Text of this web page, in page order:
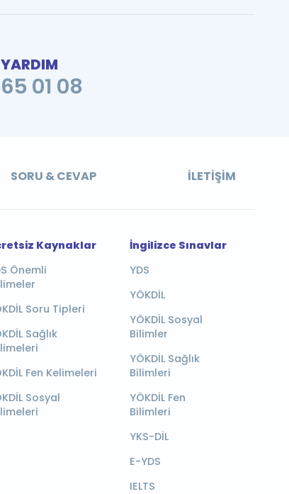
01 08
SORU & CEVAP İLETIŞIM
Kaynaklar
Önemli
Soru Tipleri
Sağlık
Fen Kelimeleri
Sosyal
İngilizce Sınavlar
YDS
YÖKDİL
YÖKDİL Sosyal
Bilimler
YÖKDİL Sağlık
Bilimleri
YÖKDİL Fen
Bilimleri
YKS-DİL
E-YDS
IELTS